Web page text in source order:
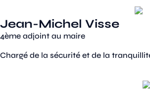
Jean-Michel Visse
4ème adjoint au maire
Chargé de la sécurité et de la